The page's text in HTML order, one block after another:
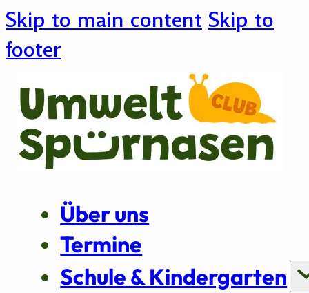
Skip to main content Skip to
footer
Über uns
Termine
Schule & Kindergarten